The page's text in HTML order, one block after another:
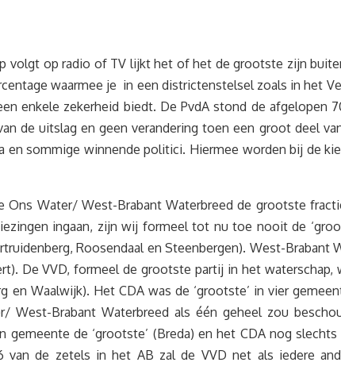
volgt op radio of TV lijkt het of het de grootste zijn
waarmee je in een districtenstelsel zoals in het
enkele zekerheid biedt. De PvdA stond de afgelopen
de uitslag en geen verandering toen een groot deel
en sommige winnende politici. Hiermee worden bij de
Water/ West-Brabant Waterbreed de grootste
ingaan, zijn wij formeel tot nu toe nooit de
Roosendaal en Steenbergen). West-Brabant
De VVD, formeel de grootste partij in het waterschap,
Waalwijk). Het CDA was de ‘grootste’ in vier
West-Brabant Waterbreed als één geheel zou
de ‘grootste’ (Breda) en het CDA nog
van de zetels in het AB zal de VVD net als iedere